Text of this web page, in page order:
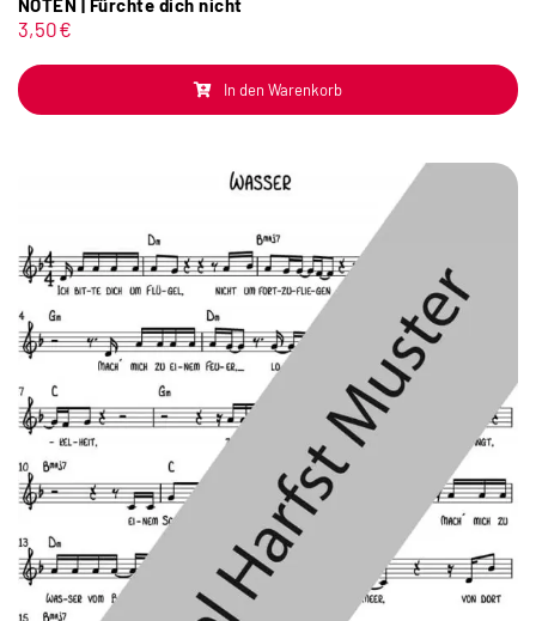
NOTEN | Fürchte dich nicht
3,50€
In den Warenkorb